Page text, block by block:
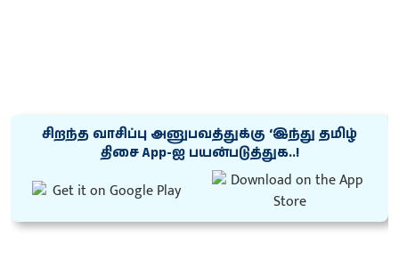
சிறந்த வாசிப்பு அனுபவத்துக்கு ‘இந்து தமிழ்
திசை App-ஐ பயன்படுத்துக..!